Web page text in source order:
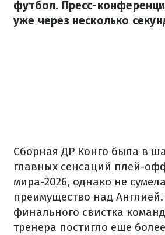
футбол. Пресс-
уже через несколько
Сборная ДР Конго была в
главных сенсаций плей-
мира-2026, однако не
преимущество над Англией.
финального свистка
тренера постигло еще